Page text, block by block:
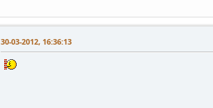
30-03-2012, 16:36:13